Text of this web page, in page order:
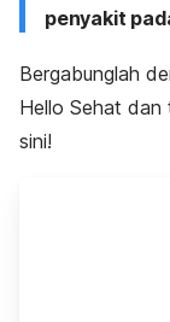
penyakit
Bergabunglah
Hello Sehat
sini!